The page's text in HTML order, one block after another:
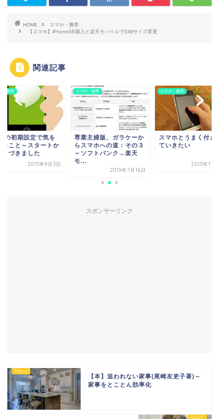
HOME
スマホ・携帯
【スマホ】iPhoneSE購入と楽天モバイルでSIMサイズ変更
関連記事
・携帯
の初期設定で気を
ること～スタートか
まづきました
2015年9月3日
スマホ・携帯
専業主婦版、ガラケーか
らスマホへの道：その３
～ソフトバンク→楽天
モ...
2015年7月16日
スマホ・携帯
スマホとうまく付き
ていきたい
2015年11
スポンサーリンク
【本】追われない家事(尾崎友吏子著)～
家事をとことん効率化